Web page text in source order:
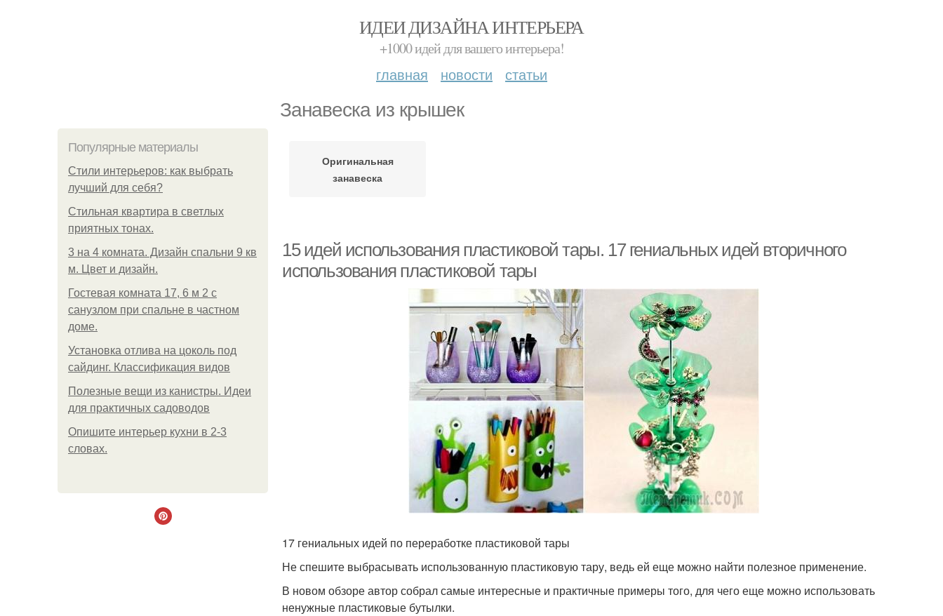
ИДЕИ ДИЗАЙНА ИНТЕРЬЕРА
+1000 идей для вашего интерьера!
главная новости статьи
Занавеска из крышек
Популярные материалы
Стили интерьеров: как выбрать
лучший для себя?
Стильная квартира в светлых
приятных тонах.
3 на 4 комната. Дизайн спальни 9 кв
м. Цвет и дизайн.
Гостевая комната 17, 6 м 2 с
санузлом при спальне в частном
доме.
Установка отлива на цоколь под
сайдинг. Классификация видов
Полезные вещи из канистры. Идеи
для практичных садоводов
Опишите интерьер кухни в 2-3
словах.
Оригинальная
занавеска
15 идей использования пластиковой тары. 17 гениальных идей вторичного
использования пластиковой тары
17 гениальных идей по переработке пластиковой тары
Не спешите выбрасывать использованную пластиковую тару, ведь ей еще можно найти полезное применение.
В новом обзоре автор собрал самые интересные и практичные примеры того, для чего еще можно использовать
ненужные пластиковые бутылки.